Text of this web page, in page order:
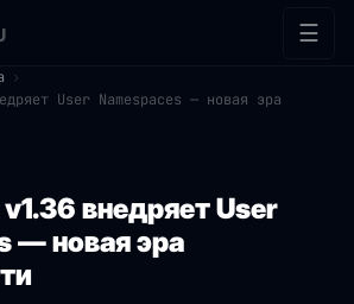
☰
›
User Namespaces — новая эра
внедряет User
— новая эра